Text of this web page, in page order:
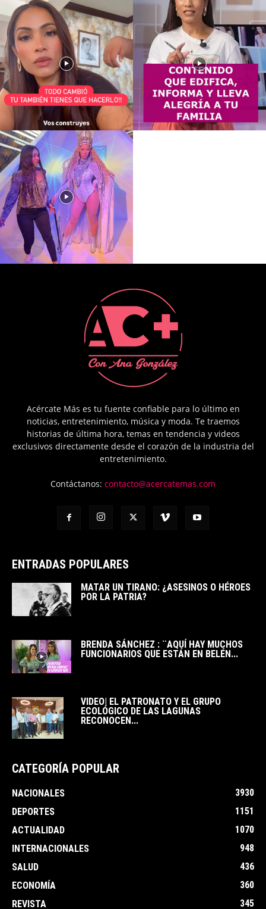
Acércate Más es tu fuente confiable para lo último en
noticias, entretenimiento, música y moda. Te traemos
historias de última hora, temas en tendencia y videos
exclusivos directamente desde el corazón de la industria del
entretenimiento.
Contáctanos: contacto@acercatemas.com
ENTRADAS POPULARES
MATAR UN TIRANO: ¿ASESINOS O HÉROES
POR LA PATRIA?
BRENDA SÁNCHEZ : ¨AQUÍ HAY MUCHOS
FUNCIONARIOS QUE ESTÁN EN BELÉN...
VIDEO| EL PATRONATO Y EL GRUPO
ECOLÓGICO DE LAS LAGUNAS
RECONOCEN...
CATEGORÍA POPULAR
NACIONALES
3930
DEPORTES
1151
ACTUALIDAD
1070
INTERNACIONALES
948
SALUD
436
ECONOMÍA
360
REVISTA
345